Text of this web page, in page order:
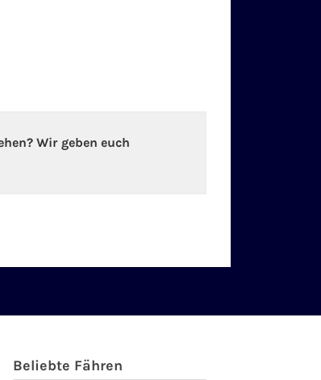
Wir geben euch
Beliebte Fähren